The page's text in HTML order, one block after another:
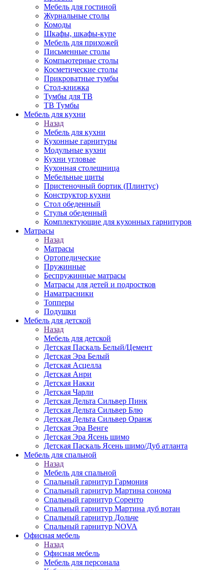
Мебель для гостиной
Журнальные столы
Комоды
Шкафы, шкафы-купе
Мебель для прихожей
Письменные столы
Компьютерные столы
Косметические столы
Прикроватные тумбы
Стол-книжка
Тумбы для ТВ
ТВ Тумбы
Мебель для кухни
Назад
Мебель для кухни
Кухонные гарнитуры
Модульные кухни
Кухни угловые
Кухонная столешница
Мебельные щиты
Пристеночный бортик (Плинтус)
Конструктор кухни
Стол обеденный
Стулья обеденный
Комплектующие для кухонных гарнитуров
Матраcы
Назад
Матраcы
Ортопедические
Пружинные
Беспружинные матрасы
Матрасы для детей и подростков
Наматрасники
Топперы
Подушки
Мебель для детской
Назад
Мебель для детской
Детская Паскаль Белый/Цемент
Детская Эра Белый
Детская Асцелла
Детская Анри
Детская Накки
Детская Чарли
Детская Дельта Сильвер Пинк
Детская Дельта Сильвер Блю
Детская Дельта Сильвер Оранж
Детская Эра Венге
Детская Эра Ясень шимо
Детская Паскаль Ясень шимо/Дуб атланта
Мебель для спальной
Назад
Мебель для спальной
Спальный гарнитур Гармония
Спальный гарнитур Мартина сонома
Спальный гарнитур Соренто
Спальный гарнитур Мартина дуб вотан
Спальный гарнитур Дольче
Спальный гарнитур NOVA
Офисная мебель
Назад
Офисная мебель
Мебель для персонала